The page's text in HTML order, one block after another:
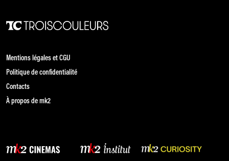
Mentions légales et CGU
Politique de confidentialité
Contacts
À propos de mk2